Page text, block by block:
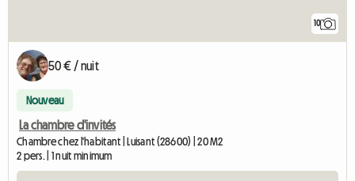
10
50 € / nuit
Nouveau
La chambre d'invités
Chambre chez l'habitant | Luisant (28600) | 20 M2
2 pers. | 1 nuit minimum